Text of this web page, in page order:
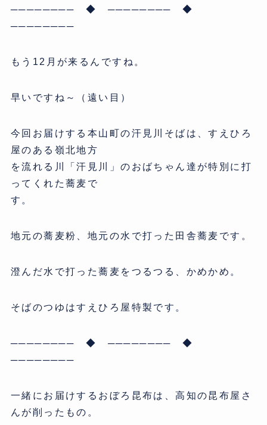
──────── ◆ ──────── ◆
────────
もう12月が来るんですね。
早いですね～（遠い目）
今回お届けする本山町の汗見川そばは、すえひろ
屋のある嶺北地方
を流れる川「汗見川」のおばちゃん達が特別に打
ってくれた蕎麦で
す。
地元の蕎麦粉、地元の水で打った田舎蕎麦です。
澄んだ水で打った蕎麦をつるつる、かめかめ。
そばのつゆはすえひろ屋特製です。
──────── ◆ ──────── ◆
────────
一緒にお届けするおぼろ昆布は、高知の昆布屋さ
んが削ったもの。